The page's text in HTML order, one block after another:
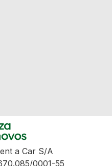
a Car S/A
0001-55